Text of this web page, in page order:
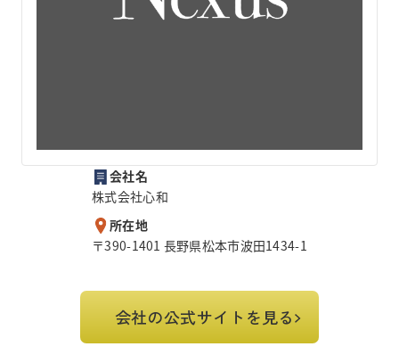
会社名
株式会社心和
所在地
〒390-1401 長野県松本市波田1434-1
会社の公式サイトを見る